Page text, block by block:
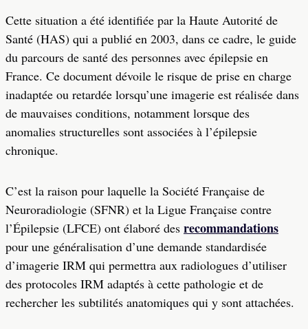
Cette situation a été identifiée par la Haute Autorité de
Santé (HAS) qui a publié en 2003, dans ce cadre, le guide
du parcours de santé des personnes avec épilepsie en
France. Ce document dévoile le risque de prise en charge
inadaptée ou retardée lorsqu’une imagerie est réalisée dans
de mauvaises conditions, notamment lorsque des
anomalies structurelles sont associées à l’épilepsie
chronique.
C’est la raison pour laquelle la Société Française de
Neuroradiologie (SFNR) et la Ligue Française contre
l’Épilepsie (LFCE) ont élaboré des recommandations
pour une généralisation d’une demande standardisée
d’imagerie IRM qui permettra aux radiologues d’utiliser
des protocoles IRM adaptés à cette pathologie et de
rechercher les subtilités anatomiques qui y sont attachées.